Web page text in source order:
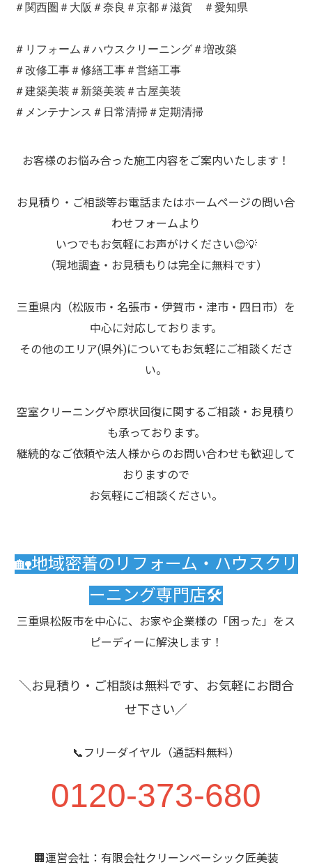
＃関西圏＃大阪＃奈良＃京都＃滋賀 ＃愛知県
＃リフォーム＃ハウスクリーニング＃増改築
＃改修工事＃修繕工事＃営繕工事
＃建築美装＃新築美装＃古屋美装
＃メンテナンス＃日常清掃＃定期清掃
お客様のお悩み合った施工内容をご案内いたします！
お見積り・ご相談等お電話またはホームページの問い合
わせフォームより
いつでもお気軽にお声がけください😊💡
（現地調査・お見積もりは完全に無料です）
三重県内（松阪市・名張市・伊賀市・津市・四日市）を
中心に対応しております。
その他のエリア(県外)についてもお気軽にご相談くださ
い。
空室クリーニングや原状回復に関するご相談・お見積り
も承っております。
継続的なご依頼や法人様からのお問い合わせも歓迎して
おりますので
お気軽にご相談ください。
🏡地域密着のリフォーム・ハウスクリ
ーニング専門店🛠️
三重県松阪市を中心に、お家や企業様の「困った」をス
ピーディーに解決します！
＼お見積り・ご相談は無料です、お気軽にお問合
せ下さい／
📞フリーダイヤル（通話料無料）
0120-373-680
🏢運営会社：有限会社クリーンベーシック匠美装